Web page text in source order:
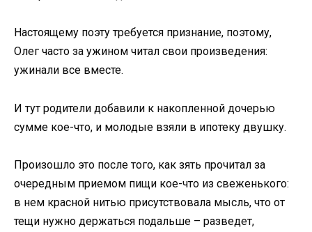
Настоящему поэту требуется признание, поэтому,
Олег часто за ужином читал свои произведения:
ужинали все вместе.
И тут родители добавили к накопленной дочерью
сумме кое-что, и молодые взяли в ипотеку двушку.
Произошло это после того, как зять прочитал за
очередным приемом пищи кое-что из свеженького:
в нем красной нитью присутствовала мысль, что от
тещи нужно держаться подальше – разведет,